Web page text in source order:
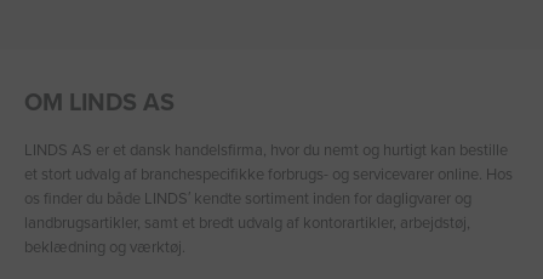
OM LINDS AS
LINDS AS er et dansk handelsfirma, hvor du nemt og hurtigt kan bestille
et stort udvalg af branchespecifikke forbrugs- og servicevarer online. Hos
os finder du både LINDS′ kendte sortiment inden for dagligvarer og
landbrugsartikler, samt et bredt udvalg af kontorartikler, arbejdstøj,
beklædning og værktøj.